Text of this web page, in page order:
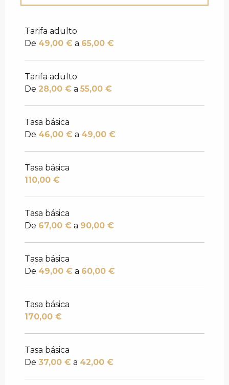
Tarifa adulto
De 49,00 € a 65,00 €
Tarifa adulto
De 28,00 € a 55,00 €
Tasa básica
De 46,00 € a 49,00 €
Tasa básica
110,00 €
Tasa básica
De 67,00 € a 90,00 €
Tasa básica
De 49,00 € a 60,00 €
Tasa básica
170,00 €
Tasa básica
De 37,00 € a 42,00 €